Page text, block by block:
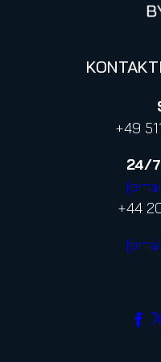
+49
24/7
+44